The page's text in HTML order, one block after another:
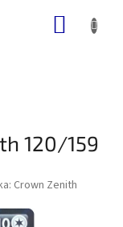
120/159
Crown Zenith